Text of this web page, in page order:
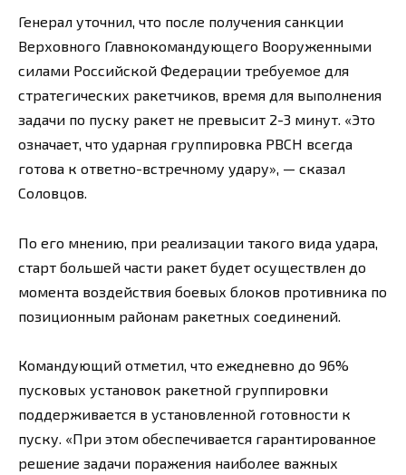
Генерал уточнил, что после получения санкции
Верховного Главнокомандующего Вооруженными
силами Российской Федерации требуемое для
стратегических ракетчиков, время для выполнения
задачи по пуску ракет не превысит 2-3 минут. «Это
означает, что ударная группировка РВСН всегда
готова к ответно-встречному удару», — сказал
Соловцов.
По его мнению, при реализации такого вида удара,
старт большей части ракет будет осуществлен до
момента воздействия боевых блоков противника по
позиционным районам ракетных соединений.
Командующий отметил, что ежедневно до 96%
пусковых установок ракетной группировки
поддерживается в установленной готовности к
пуску. «При этом обеспечивается гарантированное
решение задачи поражения наиболее важных